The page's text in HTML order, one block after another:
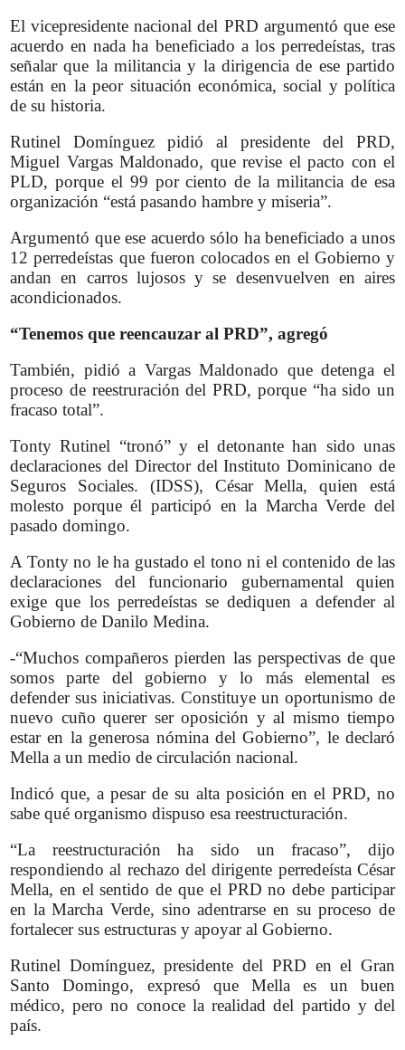
El vicepresidente nacional del PRD argumentó que ese
acuerdo en nada ha beneficiado a los perredeístas, tras
señalar que la militancia y la dirigencia de ese partido
están en la peor situación económica, social y política
de su historia.
Rutinel Domínguez pidió al presidente del PRD,
Miguel Vargas Maldonado, que revise el pacto con el
PLD, porque el 99 por ciento de la militancia de esa
organización “está pasando hambre y miseria”.
Argumentó que ese acuerdo sólo ha beneficiado a unos
12 perredeístas que fueron colocados en el Gobierno y
andan en carros lujosos y se desenvuelven en aires
acondicionados.
“Tenemos que reencauzar al PRD”, agregó
También, pidió a Vargas Maldonado que detenga el
proceso de reestruración del PRD, porque “ha sido un
fracaso total”.
Tonty Rutinel “tronó” y el detonante han sido unas
declaraciones del Director del Instituto Dominicano de
Seguros Sociales. (IDSS), César Mella, quien está
molesto porque él participó en la Marcha Verde del
pasado domingo.
A Tonty no le ha gustado el tono ni el contenido de las
declaraciones del funcionario gubernamental quien
exige que los perredeístas se dediquen a defender al
Gobierno de Danilo Medina.
-“Muchos compañeros pierden las perspectivas de que
somos parte del gobierno y lo más elemental es
defender sus iniciativas. Constituye un oportunismo de
nuevo cuño querer ser oposición y al mismo tiempo
estar en la generosa nómina del Gobierno”, le declaró
Mella a un medio de circulación nacional.
Indicó que, a pesar de su alta posición en el PRD, no
sabe qué organismo dispuso esa reestructuración.
“La reestructuración ha sido un fracaso”, dijo
respondiendo al rechazo del dirigente perredeísta César
Mella, en el sentido de que el PRD no debe participar
en la Marcha Verde, sino adentrarse en su proceso de
fortalecer sus estructuras y apoyar al Gobierno.
Rutinel Domínguez, presidente del PRD en el Gran
Santo Domingo, expresó que Mella es un buen
médico, pero no conoce la realidad del partido y del
país.